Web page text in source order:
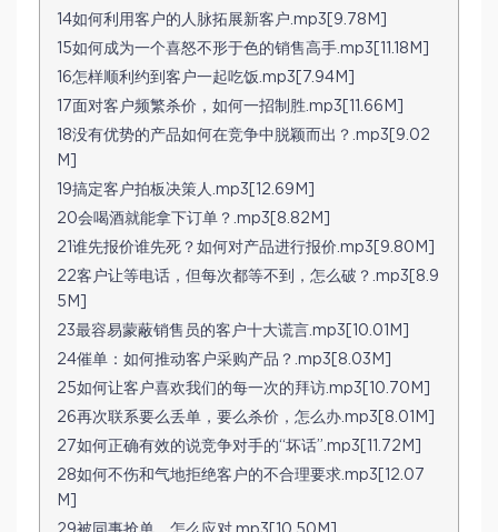
14如何利用客户的人脉拓展新客户.mp3[9.78M]
15如何成为一个喜怒不形于色的销售高手.mp3[11.18M]
16怎样顺利约到客户一起吃饭.mp3[7.94M]
17面对客户频繁杀价，如何一招制胜.mp3[11.66M]
18没有优势的产品如何在竞争中脱颖而出？.mp3[9.02
M]
19搞定客户拍板决策人.mp3[12.69M]
20会喝酒就能拿下订单？.mp3[8.82M]
21谁先报价谁先死？如何对产品进行报价.mp3[9.80M]
22客户让等电话，但每次都等不到，怎么破？.mp3[8.9
5M]
23最容易蒙蔽销售员的客户十大谎言.mp3[10.01M]
24催单：如何推动客户采购产品？.mp3[8.03M]
25如何让客户喜欢我们的每一次的拜访.mp3[10.70M]
26再次联系要么丢单，要么杀价，怎么办.mp3[8.01M]
27如何正确有效的说竞争对手的“坏话”.mp3[11.72M]
28如何不伤和气地拒绝客户的不合理要求.mp3[12.07
M]